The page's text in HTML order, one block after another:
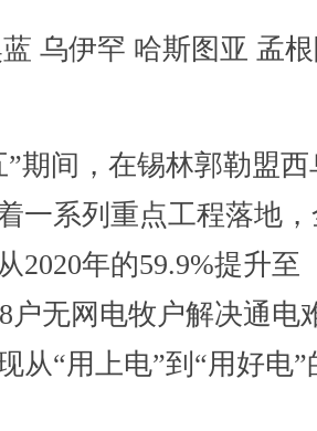
乌伊罕 哈斯图亚 孟根
间，在锡林郭勒盟西
一系列重点工程落地
2020年的59.9%提升至
户无网电牧户解决通电
从“用上电”到“用好电”